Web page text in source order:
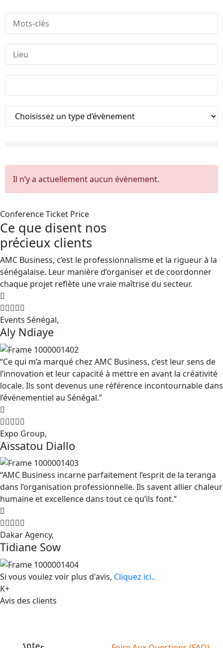
Il n’y a actuellement aucun évènement.
Conference Ticket Price
Ce que disent nos
précieux clients
AMC Business, c’est le professionnalisme et la rigueur à la
sénégalaise. Leur manière d’organiser et de coordonner
chaque projet reflète une vraie maîtrise du secteur.
Events Sénégal,
Aly Ndiaye
“Ce qui m’a marqué chez AMC Business, c’est leur sens de
l’innovation et leur capacité à mettre en avant la créativité
locale. Ils sont devenus une référence incontournable dans
l’événementiel au Sénégal.”
Expo Group,
Aïssatou Diallo
“AMC Business incarne parfaitement l’esprit de la teranga
dans l’organisation professionnelle. Ils savent allier chaleur
humaine et excellence dans tout ce qu’ils font.”
Dakar Agency,
Tidiane Sow
Si vous voulez voir plus d'avis, Cliquez ici..
K+
Avis des clients